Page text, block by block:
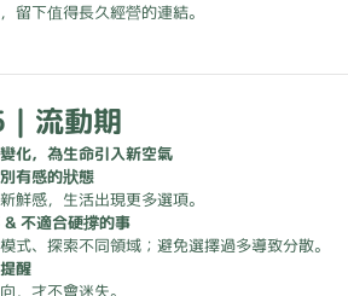
留下值得長久經營的連結。
流動期
化，為生命引入新空氣
有感的狀態
鮮感，生活出現更多選項。
不適合硬撐的事
式、探索不同領域；避免選擇過多導致分散。
醒
，才不會迷失。